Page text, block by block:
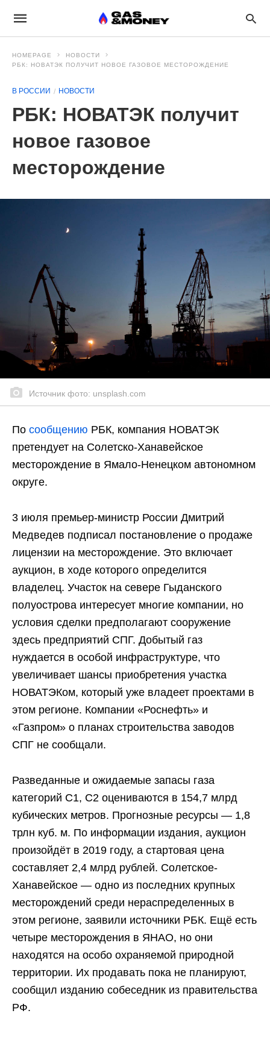
HOMEPAGE
НОВОСТИ
РБК: НОВАТЭК ПОЛУЧИТ НОВОЕ ГАЗОВОЕ МЕСТОРОЖДЕНИЕ
В РОССИИ НОВОСТИ
РБК: НОВАТЭК получит
новое газовое
месторождение
Источник фото: unsplash.com
По сообщению РБК, компания НОВАТЭК
претендует на Солетско-Ханавейское
месторождение в Ямало-Ненецком автономном
округе.
3 июля премьер-министр России Дмитрий
Медведев подписал постановление о продаже
лицензии на месторождение. Это включает
аукцион, в ходе которого определится
владелец. Участок на севере Гыданского
полуострова интересует многие компании, но
условия сделки предполагают сооружение
здесь предприятий СПГ. Добытый газ
нуждается в особой инфраструктуре, что
увеличивает шансы приобретения участка
НОВАТЭКом, который уже владеет проектами в
этом регионе. Компании «Роснефть» и
«Газпром» о планах строительства заводов
СПГ не сообщали.
Разведанные и ожидаемые запасы газа
категорий C1, C2 оцениваются в 154,7 млрд
кубических метров. Прогнозные ресурсы — 1,8
трлн куб. м. По информации издания, аукцион
произойдёт в 2019 году, а стартовая цена
составляет 2,4 млрд рублей. Солетское-
Ханавейское — одно из последних крупных
месторождений среди нераспределенных в
этом регионе, заявили источники РБК. Ещё есть
четыре месторождения в ЯНАО, но они
находятся на особо охраняемой природной
территории. Их продавать пока не планируют,
сообщил изданию собеседник из правительства
РФ.